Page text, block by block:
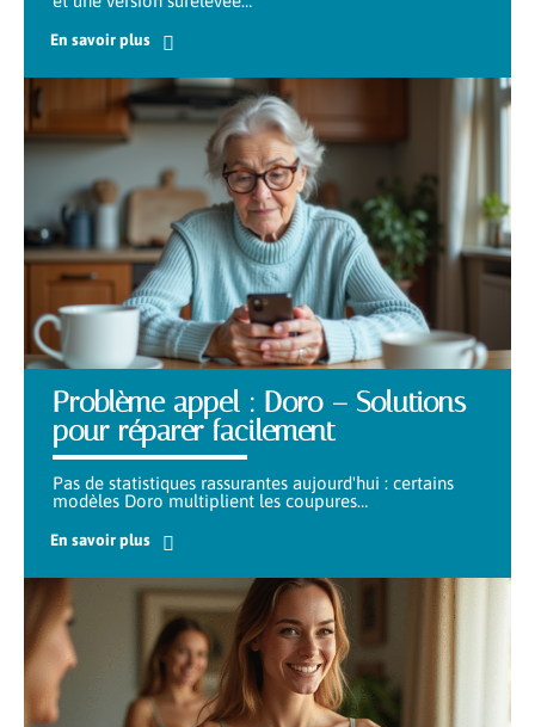
En savoir plus
Problème appel : Doro – Solutions
pour réparer facilement
Pas de statistiques rassurantes aujourd'hui : certains
modèles Doro multiplient les coupures…
En savoir plus